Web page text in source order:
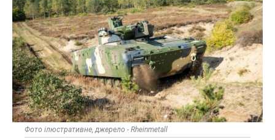
Фото ілюстративне, джерело - Rheinmetall